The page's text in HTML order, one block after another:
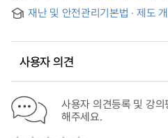
Performance among MZ-
Public Sector
: 관계중심 직원몰입 매개효과
재난 및 안전관리기본법 · 제도
사용자 의견
사용자 의견등록 및 강
해주세요.